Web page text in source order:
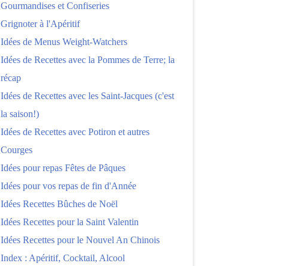
Gourmandises et Confiseries
Grignoter à l'Apéritif
Idées de Menus Weight-Watchers
Idées de Recettes avec la Pommes de Terre; la
récap
Idées de Recettes avec les Saint-Jacques (c'est
la saison!)
Idées de Recettes avec Potiron et autres
Courges
Idées pour repas Fêtes de Pâques
Idées pour vos repas de fin d'Année
Idées Recettes Bûches de Noël
Idées Recettes pour la Saint Valentin
Idées Recettes pour le Nouvel An Chinois
Index : Apéritif, Cocktail, Alcool